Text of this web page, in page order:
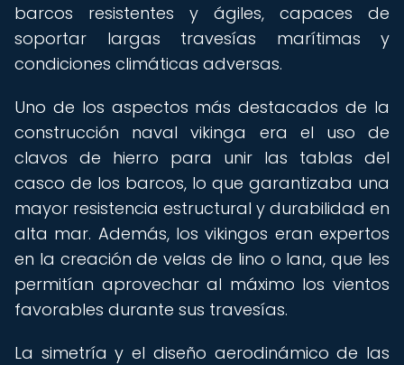
barcos resistentes y ágiles, capaces de
soportar largas travesías marítimas y
condiciones climáticas adversas.
Uno de los aspectos más destacados de la
construcción naval vikinga era el uso de
clavos de hierro para unir las tablas del
casco de los barcos, lo que garantizaba una
mayor resistencia estructural y durabilidad en
alta mar. Además, los vikingos eran expertos
en la creación de velas de lino o lana, que les
permitían aprovechar al máximo los vientos
favorables durante sus travesías.
La simetría y el diseño aerodinámico de las